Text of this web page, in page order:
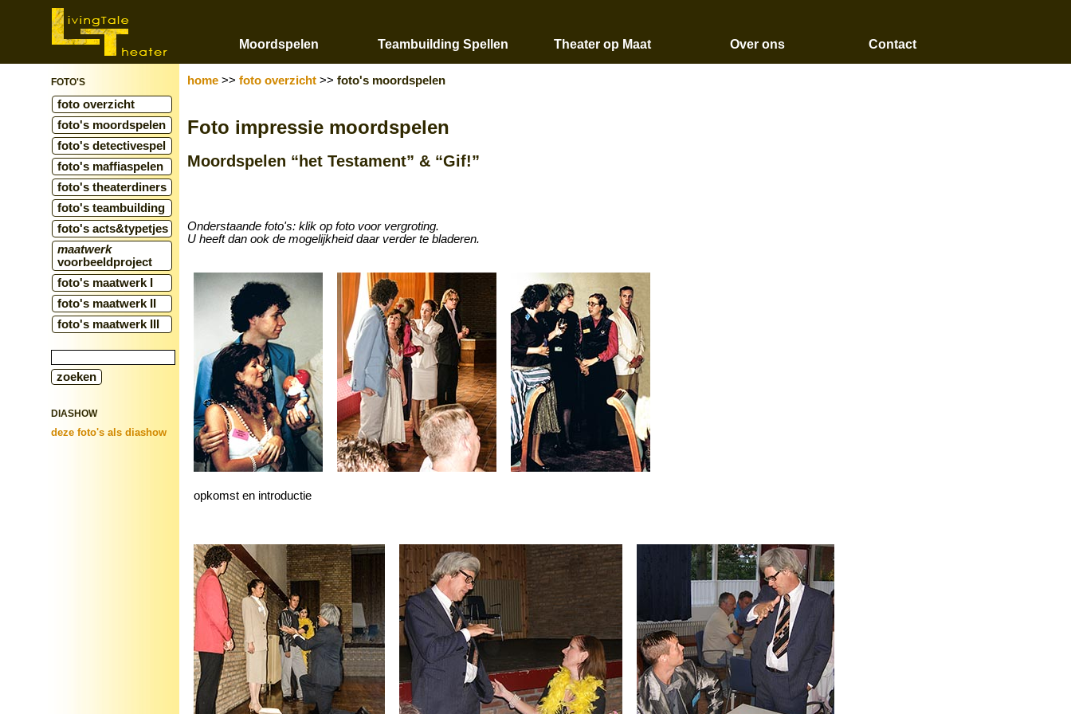
Moordspelen Teambuilding Spellen Theater op Maat Over ons Contact
FOTO'S
foto overzicht
foto's moordspelen
foto's detectivespel
foto's maffiaspelen
foto's theaterdiners
foto's teambuilding
foto's acts&typetjes
maatwerk
voorbeeldproject
foto's maatwerk I
foto's maatwerk II
foto's maatwerk III
DIASHOW
deze foto's als diashow
home >> foto overzicht >> foto's moordspelen
Foto impressie moordspelen
Moordspelen “het Testament” & “Gif!”
Onderstaande foto's: klik op foto voor vergroting.
U heeft dan ook de mogelijkheid daar verder te bladeren.
opkomst en introductie